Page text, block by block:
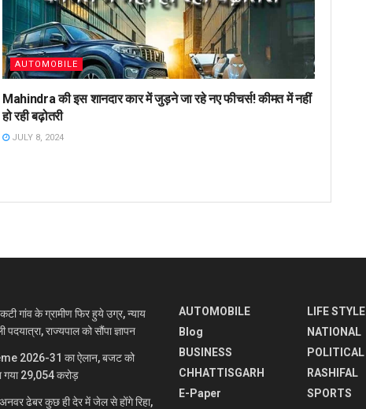
AUTOMOBILE
Mahindra की इस शानदार कार में जुड़ने जा रहे नए फीचर्स! कीमत में नहीं
हो रही बढ़ोतरी
JULY 8, 2024
गांव के ग्रामीण फिर हुये उग्र, न्याय
राज्यपाल को सौंपा ज्ञापन
2026-31 का ऐलान, बजट को
गया 29,054 करोड़
ढेबर कुछ ही देर में जेल से होंगे रिहा,
AUTOMOBILE
Blog
BUSINESS
CHHATTISGARH
E-Paper
LIFE STYLE
NATIONAL
POLITICAL
RASHIFAL
SPORTS